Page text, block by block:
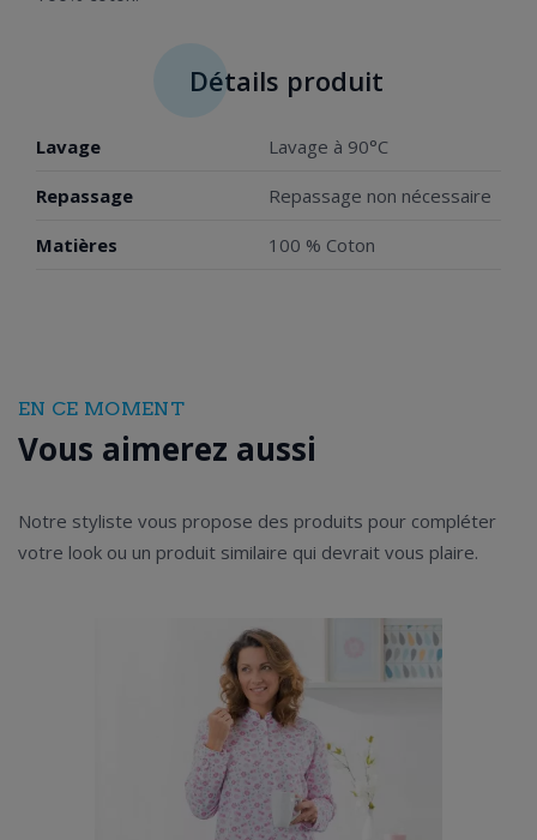
Détails produit
Lavage Lavage à 90°C
Repassage Repassage non nécessaire
Matières 100 % Coton
EN CE MOMENT
Vous aimerez aussi
Notre styliste vous propose des produits pour compléter
votre look ou un produit similaire qui devrait vous plaire.